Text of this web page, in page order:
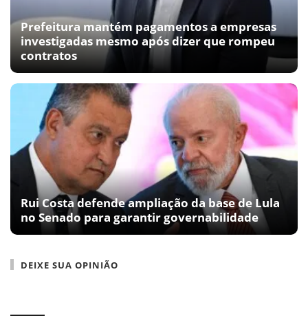
Prefeitura mantém pagamentos a empresas
investigadas mesmo após dizer que rompeu
contratos
Rui Costa defende ampliação da base de Lula
no Senado para garantir governabilidade
DEIXE SUA OPINIÃO